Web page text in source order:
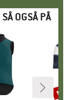
OGSÅ PÅ
til